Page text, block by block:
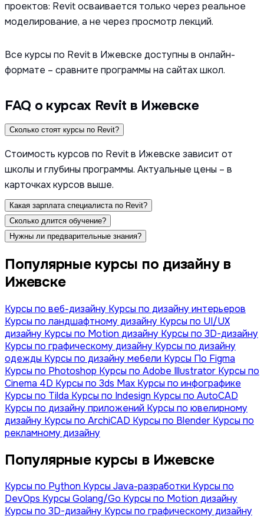
проектов: Revit осваивается только через реальное
моделирование, а не через просмотр лекций.
Все курсы по Revit в Ижевске доступны в онлайн-
формате – сравните программы на сайтах школ.
FAQ о курсах Revit в Ижевске
Сколько стоят курсы по Revit?
Стоимость курсов по Revit в Ижевске зависит от
школы и глубины программы. Актуальные цены – в
карточках курсов выше.
Какая зарплата специалиста по Revit?
Сколько длится обучение?
Нужны ли предварительные знания?
Популярные курсы по дизайну в
Ижевске
Курсы по веб-дизайну Курсы по дизайну интерьеров
Курсы по ландшафтному дизайну Курсы по UI/UX
дизайну Курсы по Motion дизайну Курсы по 3D-дизайну
Курсы по графическому дизайну Курсы по дизайну
одежды Курсы по дизайну мебели Курсы По Figma
Курсы по Photoshop Курсы по Adobe Illustrator Курсы по
Сinema 4D Курсы по 3ds Max Курсы по инфографике
Курсы по Tilda Курсы по Indesign Курсы по AutoCAD
Курсы по дизайну приложений Курсы по ювелирному
дизайну Курсы по ArchiCAD Курсы по Blender Курсы по
рекламному дизайну
Популярные курсы в Ижевске
Курсы по Python Курсы Java-разработки Курсы по
DevOps Курсы Golang/Go Курсы по Motion дизайну
Курсы по 3D-дизайну Курсы по графическому дизайну